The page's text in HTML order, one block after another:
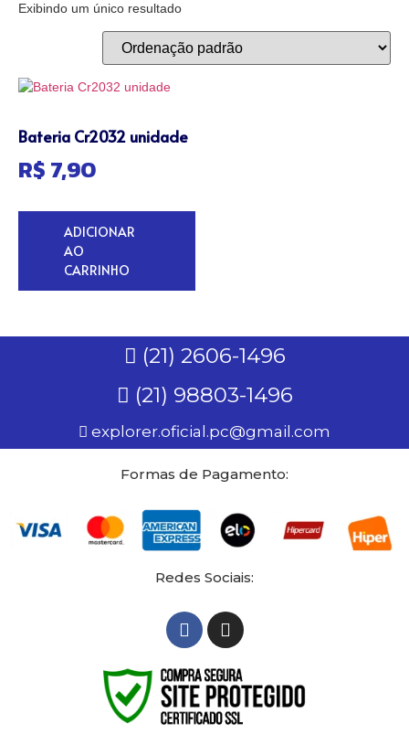
Exibindo um único resultado
Bateria Cr2032 unidade
R$7,90
ADICIONAR
AO
CARRINHO
(21) 2606-1496
(21) 98803-1496
explorer.oficial.pc@gmail.com
Formas de Pagamento:
Redes Sociais: